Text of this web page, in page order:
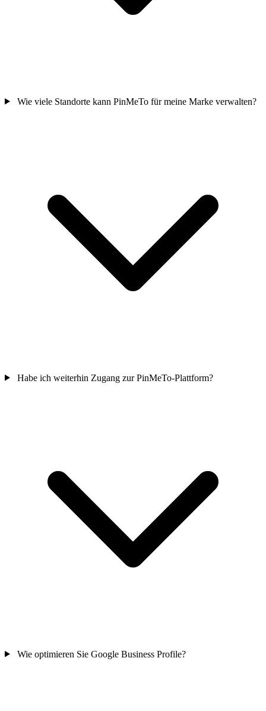
Wie viele Standorte kann PinMeTo für meine Marke verwalten?
Habe ich weiterhin Zugang zur PinMeTo-Plattform?
Wie optimieren Sie Google Business Profile?